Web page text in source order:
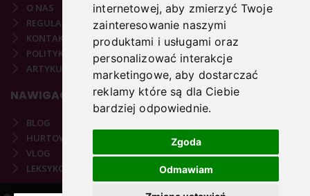
internetowej,aby zmierzyć Twoje
zainteresowanie naszymi
produktami i usługami oraz
personalizować interakcje
marketingowe,aby dostarczać
reklamy które są dla Ciebie
bardziej odpowiednie.
Zgoda
Odmawiam
O NAS
REGULAMIN
KONTAKT
POLITYKA PRYWATNOŚCI
ARTYKUŁY PODOLOGICZNE
NAWIGACJA
BLOG
HURTOWNIA
VLOG
LEKSYKON PODOLOGICZNY